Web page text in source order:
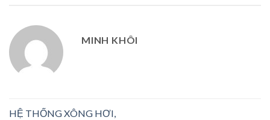
MINH KHÔI
HỆ THỐNG XÔNG HƠI,